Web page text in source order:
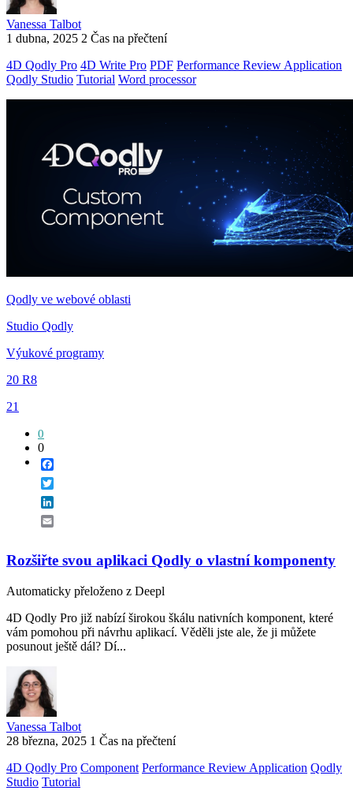
Vanessa Talbot
1 dubna, 2025 2 Čas na přečtení
4D Qodly Pro 4D Write Pro PDF Performance Review Application
Qodly Studio Tutorial Word processor
Qodly ve webové oblasti
Studio Qodly
Výukové programy
20 R8
21
0
0
Rozšiřte svou aplikaci Qodly o vlastní komponenty
Automaticky přeloženo z Deepl
4D Qodly Pro již nabízí širokou škálu nativních komponent, které
vám pomohou při návrhu aplikací. Věděli jste ale, že ji můžete
posunout ještě dál? Dí...
Vanessa Talbot
28 března, 2025 1 Čas na přečtení
4D Qodly Pro Component Performance Review Application Qodly
Studio Tutorial